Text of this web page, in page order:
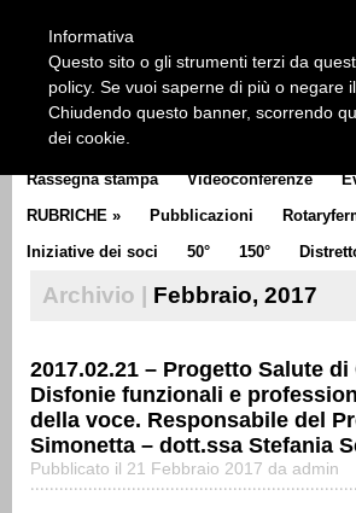
CLUB COMMUNICATOR
Rassegna stampa Videoconferenze
RUBRICHE » Pubblicazioni
Iniziative dei soci
50° 150°
Archivio | Febbraio, 2017
2017.02.21 – Progetto Salute
Disfonie funzionali e
della voce. Responsabile del
Simonetta – dott.ssa Stefania
Pubblicato il 21 Febbraio 2017 da admin
Informativa
Questo sito o gli strumenti terzi da
policy. Se vuoi saperne di più o
Chiudendo questo banner, scorrendo
dei cookie.